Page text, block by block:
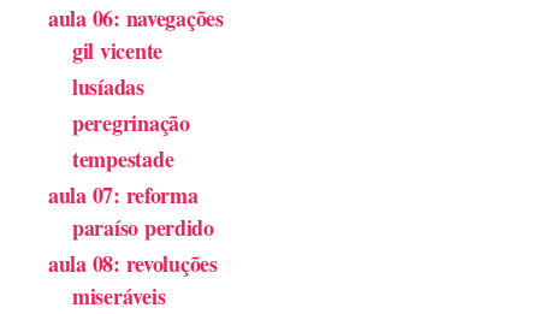
aula 06: navegações
gil vicente
lusíadas
peregrinação
tempestade
aula 07: reforma
paraíso perdido
aula 08: revoluções
miseráveis